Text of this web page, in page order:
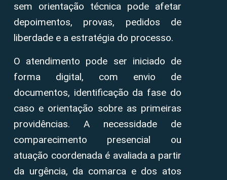
sem orientação técnica pode afetar
depoimentos, provas, pedidos de
liberdade e a estratégia do processo.
O atendimento pode ser iniciado de
forma digital, com envio de
documentos, identificação da fase do
caso e orientação sobre as primeiras
providências. A necessidade de
comparecimento presencial ou
atuação coordenada é avaliada a partir
da urgência, da comarca e dos atos